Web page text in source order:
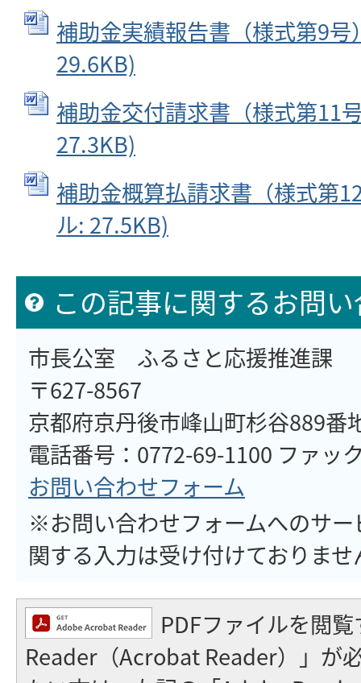
補助金実績報告書（様式第9
29.6KB)
補助金交付請求書（様式第11
27.3KB)
補助金概算払請求書（様式第
ル: 27.5KB)
この記事に関するお問
市長公室 ふるさと応援推進課
〒627-8567
京都府京丹後市峰山町杉谷889番
電話番号：0772-69-1100 ファッ
お問い合わせフォーム
※お問い合わせフォームへのサ
関する入力は受け付けておりませ
PDFファイルを閲
Reader（Acrobat Reader）」が